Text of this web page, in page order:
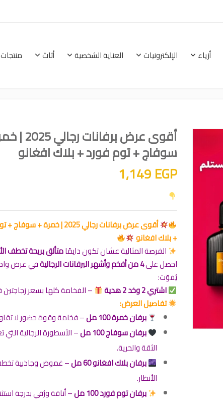
أزياء الإلكترونيات العناية الشخصية أثاث
أقوى عرض
سوفاج + توم فورد + بلاك افغانو
1,149EGP
أقوى عرض برفانات رجالي 2025 | خمرة +
+ بلاك افغانو
الفرصة المثالية عشان تكون دايمًامتألق بريحة تخطف
احصل على4 من أفخم وأشهر البرفانات الرجالية
في عرض
يُفوّت:
اشتري 2 وخد 2 هدية
– الفخامة كلها بسعر
تفاصيل العرض:
برفان خمرة 100 مل
– فخامة وقوة حضور لا
برفان سوفاج 100 مل
– الأسطورة الرجالية التي
الثقة والحرية.
برفان بلاك افغانو 60 مل
– غموض وجاذبية
الأنظار.
برفان توم فورد 100 مل
– أناقة ورُقي بدرجة